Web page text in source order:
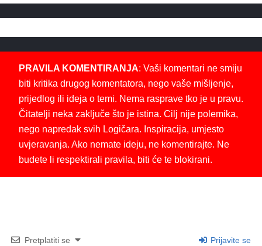
PRAVILA KOMENTIRANJA: Vaši komentari ne smiju
biti kritika drugog komentatora, nego vaše mišljenje,
prijedlog ili ideja o temi. Nema rasprave tko je u pravu.
Čitatelji neka zaključe što je istina. Cilj nije polemika,
nego napredak svih Logičara. Inspiracija, umjesto
uvjeravanja. Ako nemate ideju, ne komentirajte. Ne
budete li respektirali pravila, biti će te blokirani.
Pretplatiti se Prijavite se